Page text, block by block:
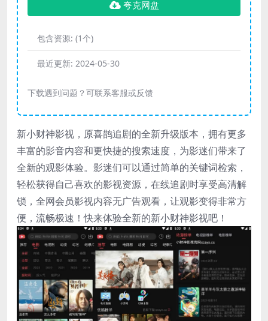
夸克网盘
包含资源: (1个)
最近更新: 2024-05-30
下载遇到问题？可联系客服或反馈
新小财神影视，原喜鹊追剧的全新升级版本，拥有更多
丰富的影音内容和更快捷的搜索速度，为影迷们带来了
全新的观影体验。影迷们可以通过简单的关键词检索，
轻松获得自己喜欢的影视资源，在线追剧时享受高清解
锁，全网会员影视内容无广告观看，让观影变得非常方
便，流畅极速！快来体验全新的新小财神影视吧！